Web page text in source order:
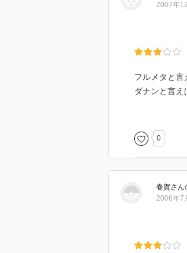
2007年
フルメタと言
ダナンと言
0
春賀さん
2006年7